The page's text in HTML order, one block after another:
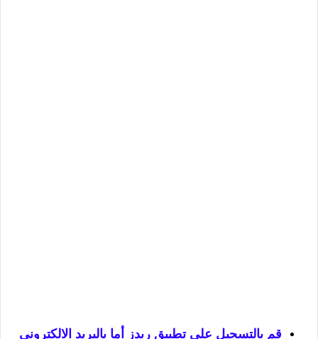
قم بالتسجيل على تطبيق ريدز أما بالبريد الالكتروني